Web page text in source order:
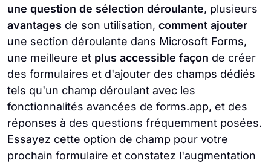
une question de sélection déroulante, plusieurs
avantages de son utilisation, comment ajouter
une section déroulante dans Microsoft Forms,
une meilleure et plus accessible façon de créer
des formulaires et d'ajouter des champs dédiés
tels qu'un champ déroulant avec les
fonctionnalités avancées de forms.app, et des
réponses à des questions fréquemment posées.
Essayez cette option de champ pour votre
prochain formulaire et constatez l'augmentation